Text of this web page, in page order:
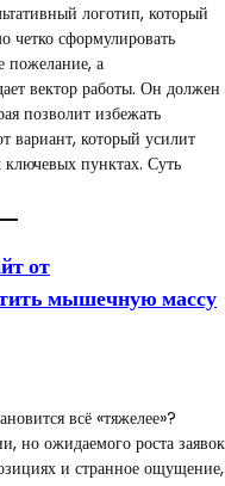
логотип, который
четко сформулировать
пожелание, а
вектор работы. Он должен
позволит избежать
вариант, который усилит
пунктах. Суть
от
мышечную массу
всё «тяжелее»?
но ожидаемого роста заявок
и странное ощущение,